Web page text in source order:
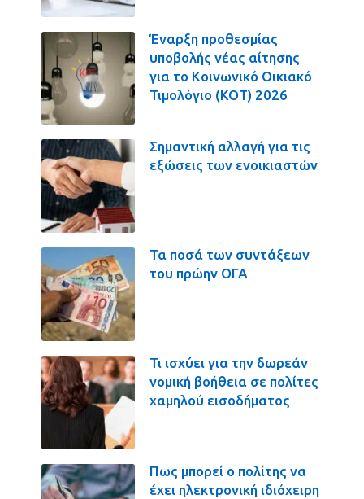
Έναρξη προθεσμίας
υποβολής νέας αίτησης
για το Κοινωνικό Οικιακό
Τιμολόγιο (ΚΟΤ) 2026
Σημαντική αλλαγή για τις
εξώσεις των ενοικιαστών
Τα ποσά των συντάξεων
του πρώην ΟΓΑ
Τι ισχύει για την δωρεάν
νομική βοήθεια σε πολίτες
χαμηλού εισοδήματος
Πως μπορεί ο πολίτης να
έχει ηλεκτρονική ιδιόχειρη